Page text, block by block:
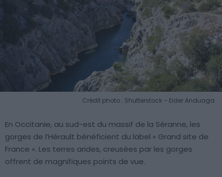
Crédit photo : Shutterstock – Eider Anduaga
En Occitanie, au sud-est du massif de la Séranne, les
gorges de l’Hérault bénéficient du label « Grand site de
France ». Les terres arides, creusées par les gorges
offrent de magnifiques points de vue.